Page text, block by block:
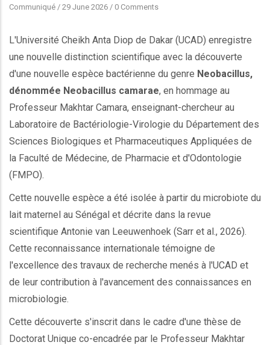
Communiqué / 29 June 2026 / 0 Comments
L'Université Cheikh Anta Diop de Dakar (UCAD) enregistre
une nouvelle distinction scientifique avec la découverte
d'une nouvelle espèce bactérienne du genre Neobacillus,
dénommée Neobacillus camarae, en hommage au
Professeur Makhtar Camara, enseignant-chercheur au
Laboratoire de Bactériologie-Virologie du Département des
Sciences Biologiques et Pharmaceutiques Appliquées de
la Faculté de Médecine, de Pharmacie et d'Odontologie
(FMPO).
Cette nouvelle espèce a été isolée à partir du microbiote du
lait maternel au Sénégal et décrite dans la revue
scientifique Antonie van Leeuwenhoek (Sarr et al., 2026).
Cette reconnaissance internationale témoigne de
l'excellence des travaux de recherche menés à l'UCAD et
de leur contribution à l'avancement des connaissances en
microbiologie.
Cette découverte s'inscrit dans le cadre d'une thèse de
Doctorat Unique co-encadrée par le Professeur Makhtar